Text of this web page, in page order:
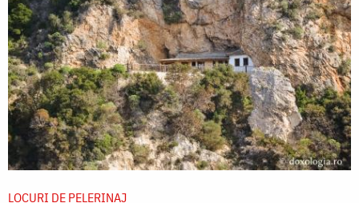
LOCURI DE PELERINAJ